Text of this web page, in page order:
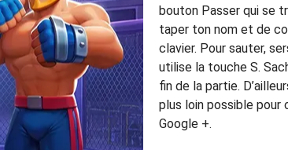
bouton Passer qui se
taper ton nom et de
clavier. Pour sauter,
utilise la touche S.
fin de la partie.
plus loin possible pour
Google +.